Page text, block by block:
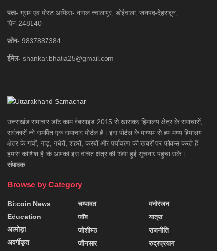
पता- ग्राम एवं पोस्ट आफिस- नागल ज्वालापुर, डोईवाला, जनपद-देहरादून,
पिन-248140
फ़ोन- 9837887384
ईमेल- shankar.bhatia25@gmail.com
उत्तराखंड समाचार डाॅट काम वेबसाइड 2015 से खासकर हिमालय क्षेत्र के समाचारों,
सरोकारों को समर्पित एक समाचार पोर्टल है। इस पोर्टल के माध्यम से हम मध्य हिमालय
क्षेत्र के गांवों, गाड़, गधेरों, शहरों, कस्बों और पर्यावरण की खबरों पर फोकस करते हैं।
हमारी कोशिश है कि आपको इस वंचित क्षेत्र की छिपी हुई सूचनाएं पहुंचा सकें।
संपादक
Browse by Category
Bitcoin News
Education
अल्मोड़ा
अवर्गीकृत
चम्पावत
जॉब
जोशीमठ
जौनसार
मनोरंजन
यात्रा
राजनीति
रुद्रप्रयाग